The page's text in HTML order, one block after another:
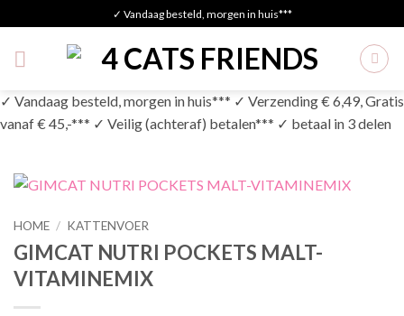
to
content
✓ Vandaag besteld, morgen in huis***
✓ Vandaag besteld, morgen in huis*** ✓ Verzending € 6,49, Gratis
vanaf € 45,-*** ✓ Veilig (achteraf) betalen*** ✓ betaal in 3 delen
HOME / KATTENVOER
GIMCAT NUTRI POCKETS MALT-
VITAMINEMIX